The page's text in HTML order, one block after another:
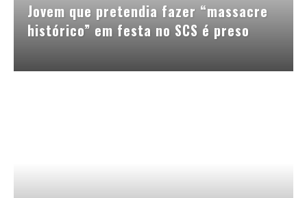
Jovem que pretendia fazer “massacre
histórico” em festa no SCS é preso